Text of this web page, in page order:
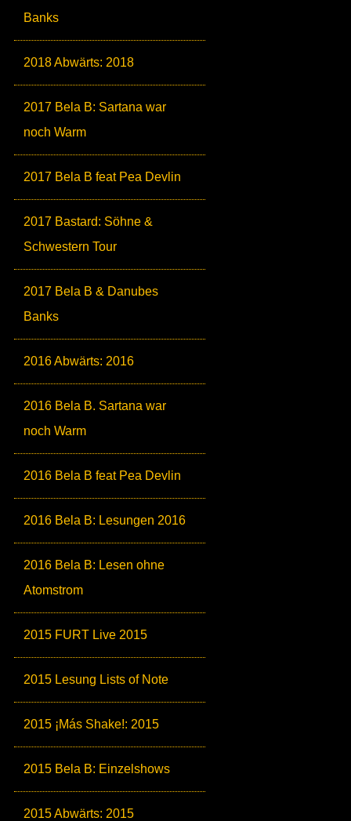
Banks
2018 Abwärts: 2018
2017 Bela B: Sartana war
noch Warm
2017 Bela B feat Pea Devlin
2017 Bastard: Söhne &
Schwestern Tour
2017 Bela B & Danubes
Banks
2016 Abwärts: 2016
2016 Bela B. Sartana war
noch Warm
2016 Bela B feat Pea Devlin
2016 Bela B: Lesungen 2016
2016 Bela B: Lesen ohne
Atomstrom
2015 FURT Live 2015
2015 Lesung Lists of Note
2015 ¡Más Shake!: 2015
2015 Bela B: Einzelshows
2015 Abwärts: 2015